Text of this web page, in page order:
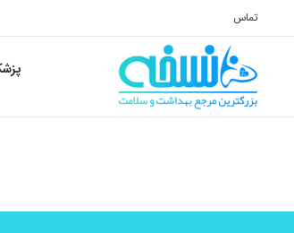
تماس